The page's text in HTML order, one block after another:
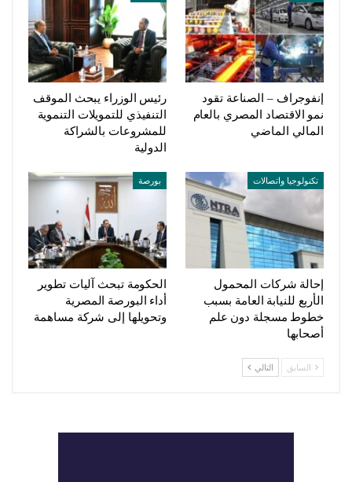
إنفوجراف – الصناعة تقود
نمو الاقتصاد المصري بالعام
المالي الماضي
رئيس الوزراء يبحث الموقف
التنفيذي للتمويلات التنموية
للمشروعات بالشراكة
الدولية
تكنولوجيا واتصالات
إحالة شركات المحمول
الأربع للنيابة العامة بسبب
خطوط مسجلة دون علم
أصحابها
بورصة
الحكومة تبحث آليات تطوير
أداء البورصة المصرية
وتحويلها إلى شركة مساهمة
السابق التالي